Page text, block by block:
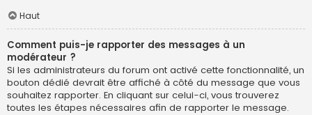
Haut
Comment puis-je rapporter des messages à un
modérateur ?
Si les administrateurs du forum ont activé cette fonctionnalité, un
bouton dédié devrait être affiché à côté du message que vous
souhaitez rapporter. En cliquant sur celui-ci, vous trouverez
toutes les étapes nécessaires afin de rapporter le message.